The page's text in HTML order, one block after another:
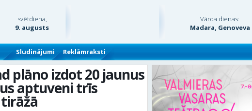
svētdiena,
9. augusts
Vārda dienas:
Madara, Genoveva
Sludinājumi Reklāmraksti
plāno izdot 20 jaunus
aptuveni trīs